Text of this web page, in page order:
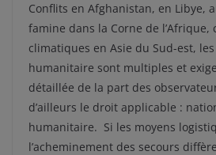
Conflits en Afghanistan, en Libye,
famine dans la Corne de l’Afrique,
climatiques en Asie du Sud-est,
humanitaire sont multiples et
détaillée de la part des
d’ailleurs le droit applicable :
humanitaire. Si les moyens
l’acheminement des secours